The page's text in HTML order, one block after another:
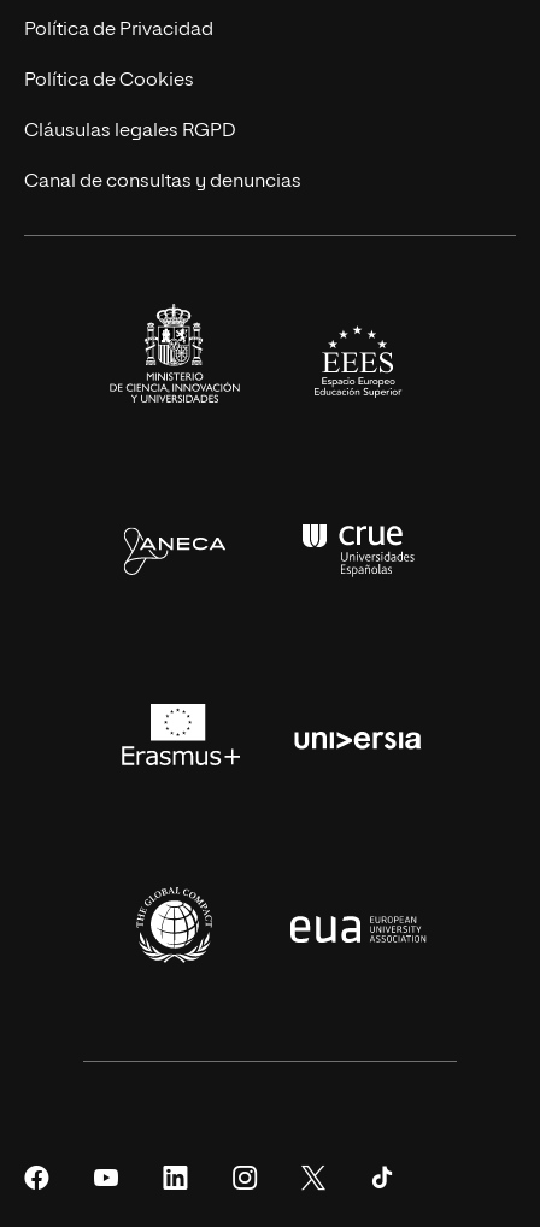
Marketing y Comunicación
Ingeniería
Diseño
Ciencias de la Salud
Política de Privacidad
Política de Cookies
Cláusulas legales RGPD
Canal de consultas y denuncias
SíguenosSíguenos
SíguenosSíguenos
Síguenos